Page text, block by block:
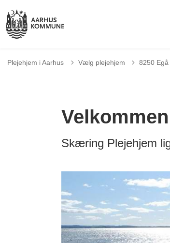
Plejehjem i Aarhus Vælg plejehjem 8250 Egå
Velkommen
Skæring Plejehjem